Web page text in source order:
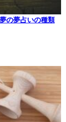
の夢占いの種類